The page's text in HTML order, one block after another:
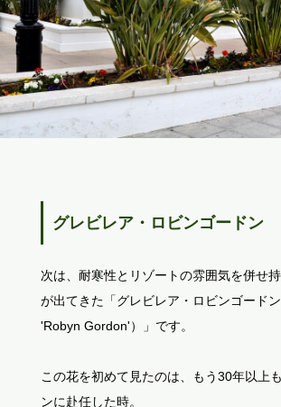
グレビレア・ロビンゴードン
次は、耐寒性とリゾートの雰囲気を併せ
が出てきた「グレビレア・ロビンゴード
'Robyn Gordon'）」です。
この花を初めて見たのは、もう30年以上
ンに赴任した時。